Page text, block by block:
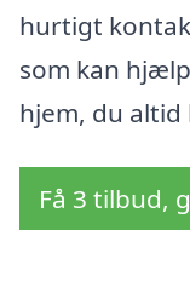
hurtigt
som kan
hjem, du
Få 3 tilbud,